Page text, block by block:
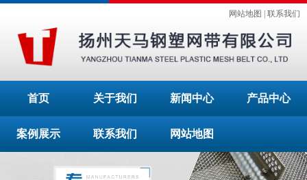
网站地图 联系我们
首页 关于我们 新闻中心 产品中心
案例展示 联系我们 网站地图